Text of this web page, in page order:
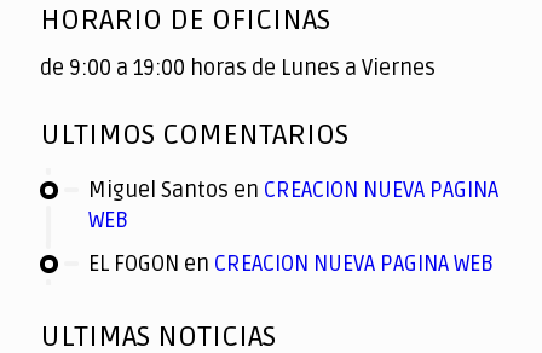
HORARIO DE OFICINAS
de 9:00 a 19:00 horas de Lunes a Viernes
ULTIMOS COMENTARIOS
Miguel Santos en CREACION NUEVA PAGINA
WEB
EL FOGON en CREACION NUEVA PAGINA WEB
ULTIMAS NOTICIAS